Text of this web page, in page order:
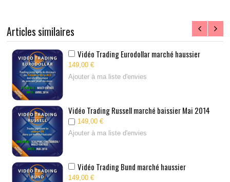
Articles similaires
Vidéo Trading Eurodollar marché haussier
149,00 €
Ajouter à ma liste d'envies
Vidéo Trading Russell marché baissier Mai 2014
149,00 €
Ajouter à ma liste d'envies
Vidéo Trading Bund marché haussier
149,00 €